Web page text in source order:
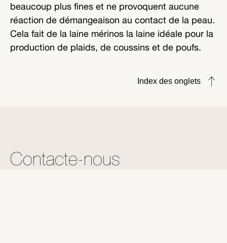
beaucoup plus fines et ne provoquent aucune
réaction de démangeaison au contact de la peau.
Cela fait de la laine mérinos la laine idéale pour la
production de plaids, de coussins et de poufs.
Index des onglets
Contacte-nous